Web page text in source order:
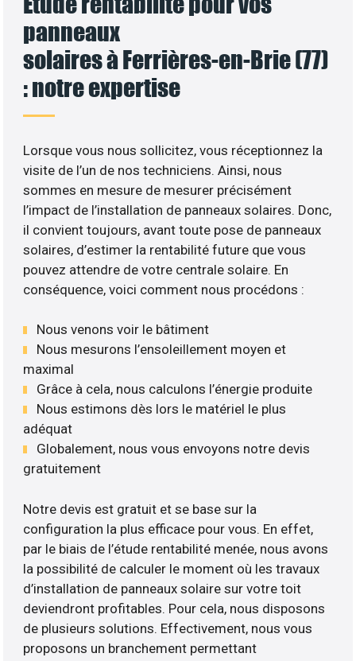
panneaux
solaires à Ferrières-en-Brie (77)
: notre expertise
Lorsque vous nous sollicitez, vous réceptionnez la
visite de l’un de nos techniciens. Ainsi, nous
sommes en mesure de mesurer précisément
l’impact de l’installation de panneaux solaires. Donc,
il convient toujours, avant toute pose de panneaux
solaires, d’estimer la rentabilité future que vous
pouvez attendre de votre centrale solaire. En
conséquence, voici comment nous procédons :
Nous venons voir le bâtiment
Nous mesurons l’ensoleillement moyen et
maximal
Grâce à cela, nous calculons l’énergie produite
Nous estimons dès lors le matériel le plus
adéquat
Globalement, nous vous envoyons notre devis
gratuitement
Notre devis est gratuit et se base sur la
configuration la plus efficace pour vous. En effet,
par le biais de l’étude rentabilité menée, nous avons
la possibilité de calculer le moment où les travaux
d’installation de panneaux solaire sur votre toit
deviendront profitables. Pour cela, nous disposons
de plusieurs solutions. Effectivement, nous vous
proposons un branchement permettant